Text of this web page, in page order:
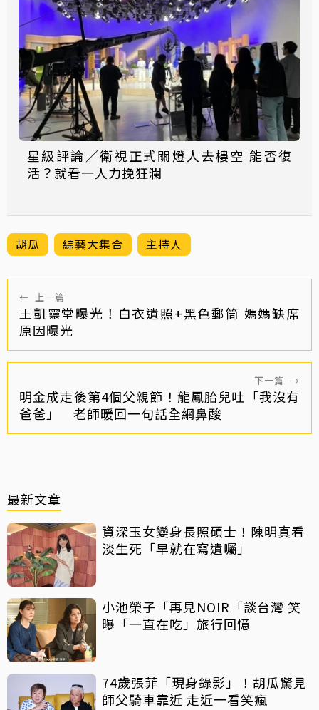
星級評論／衛視正式關燈人去樓空 能否復
活？就看一人力挽狂瀾
胡瓜 綜藝大集合 主持人
← 上一篇
王凱靈堂曝光！白衣遺照+黑色郵筒 媽媽缺席
原因曝光
下一篇 →
明金成走後第4個父親節！龍鳳胎兒吐「我沒有
爸爸」 老師暖回一句話全網鼻酸
最新文章
資深玉女變身長照碩士！陳明真看
淡生死「早就在寫遺囑」
小池榮子「再見NOIR「談台灣 笑
曝「一直在吃」旅行回憶
74歲張菲「現身錄影」！胡瓜驚見
師父騎車靠近 走近一看笑瘋